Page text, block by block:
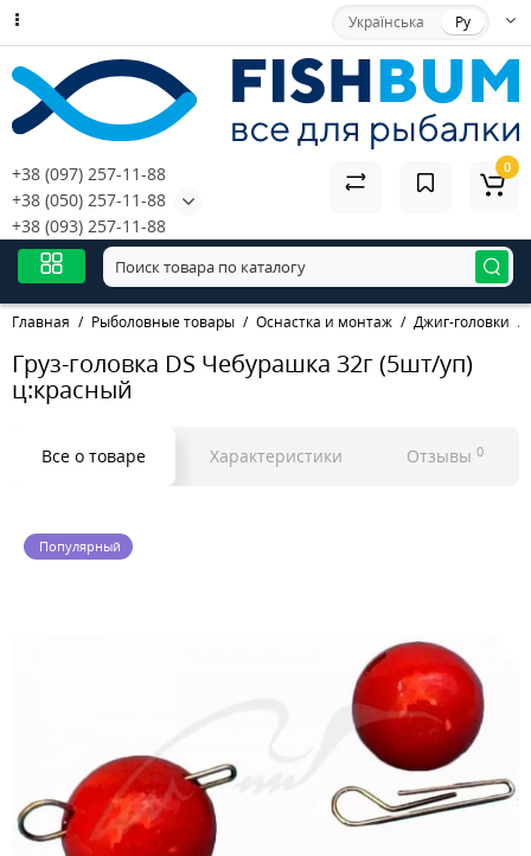
Українська Ру
+38 (097) 257-11-88
+38 (050) 257-11-88
+38 (093) 257-11-88
0
Главная Рыболовные товары Оснастка и монтаж Джиг-головки
Груз-головка DS Чебурашка 32г (5шт/уп)
ц:красный
Все о товаре Характеристики Отзывы 0
Популярный